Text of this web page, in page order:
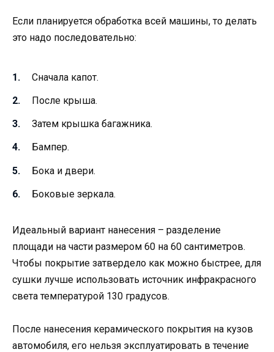
Если планируется обработка всей машины, то делать
это надо последовательно:
Сначала капот.
После крыша.
Затем крышка багажника.
Бампер.
Бока и двери.
Боковые зеркала.
Идеальный вариант нанесения – разделение
площади на части размером 60 на 60 сантиметров.
Чтобы покрытие затвердело как можно быстрее, для
сушки лучше использовать источник инфракрасного
света температурой 130 градусов.
После нанесения керамического покрытия на кузов
автомобиля, его нельзя эксплуатировать в течение